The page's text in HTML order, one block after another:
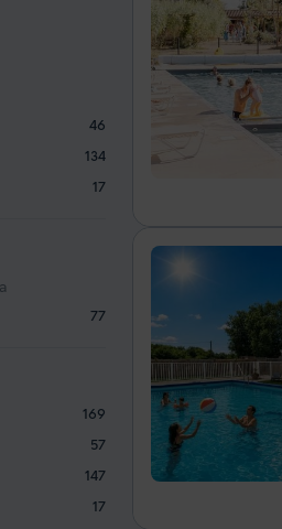
46
134
17
77
169
57
147
17